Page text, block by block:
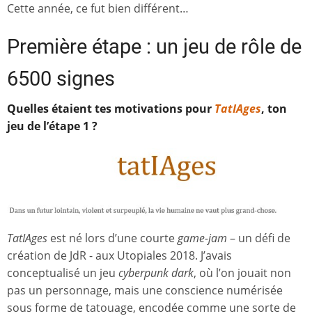
Cette année, ce fut bien différent…
Première étape : un jeu de rôle de
6500 signes
Quelles étaient tes motivations pour TatIAges, ton
jeu de l’étape 1 ?
TatIAges est né lors d’une courtegame-jam – un défi de
création de JdR - aux Utopiales 2018. J’avais
conceptualisé un jeu cyberpunk dark, où l’on jouait non
pas un personnage, mais une conscience numérisée
sous forme de tatouage, encodée comme une sorte de